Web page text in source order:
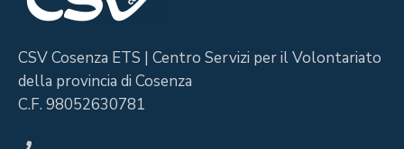
CSV Cosenza ETS | Centro Servizi per il Volontariato
della provincia di Cosenza
C.F. 98052630781